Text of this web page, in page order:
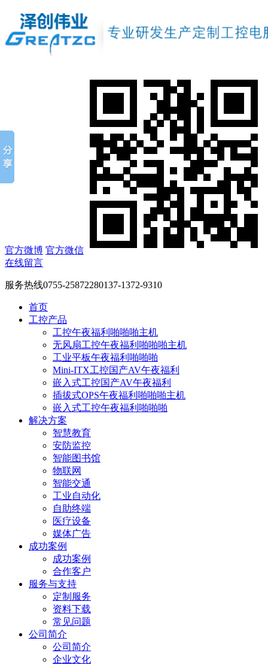
官方微博 官方微信
在线留言
服务热线0755-25872280137-1372-9310
首页
工控产品
工控午夜福利啪啪啪主机
无风扇工控午夜福利啪啪啪主机
工业平板午夜福利啪啪啪
Mini-ITX工控国产AV午夜福利
嵌入式工控国产AV午夜福利
插拔式OPS午夜福利啪啪啪主机
嵌入式工控午夜福利啪啪啪
解决方案
智慧教育
安防监控
智能图书馆
物联网
智能交通
工业自动化
自助终端
医疗设备
媒体广告
成功案例
成功案例
合作客户
服务与支持
定制服务
资料下载
常见问题
公司简介
公司简介
企业文化